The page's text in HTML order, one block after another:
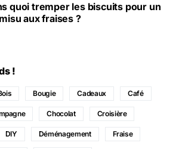
quoi tremper les biscuits pour un
aux fraises ?
!
Bougie Cadeaux Café
Chocolat Croisière
DIY Déménagement Fraise